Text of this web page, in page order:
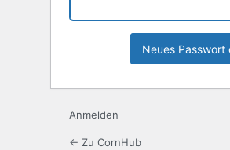
Anmelden
← Zu CornHub